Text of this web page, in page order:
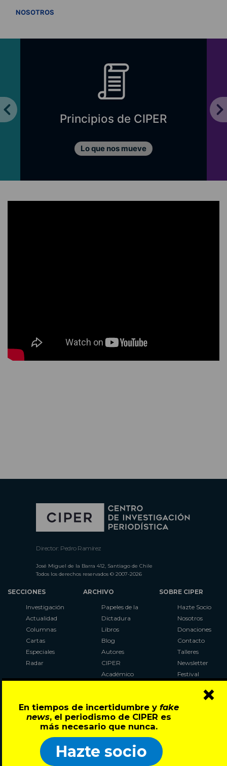
En tiempos de incertidumbre y fake
news, el periodismo de CIPER es
más necesario que nunca.
Hazte socio
×
NOSOTROS
Principios de CIPER
Lo que nos mueve
Director: Pedro Ramírez
José Miguel de la Barra 412, Santiago de Chile
Todos los derechos reservados © 2007-2026
SECCIONES
Investigación
Actualidad
Columnas
Cartas
Especiales
Radar
ARCHIVO
Papeles de la
Dictadura
Libros
Blog
Autores
CIPER
Académico
Al Plebiscito
con CIPER
SOBRE CIPER
Hazte Socio
Nosotros
Donaciones
Contacto
Talleres
Newsletter
Festival